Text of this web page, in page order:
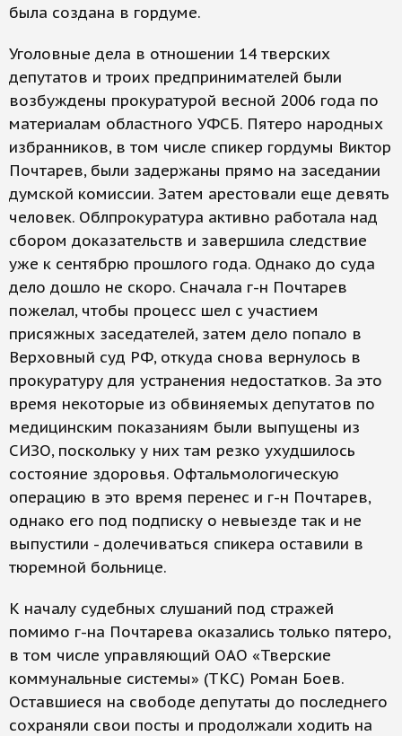
была создана в гордуме.
Уголовные дела в отношении 14 тверских
депутатов и троих предпринимателей были
возбуждены прокуратурой весной 2006 года по
материалам областного УФСБ. Пятеро народных
избранников, в том числе спикер гордумы Виктор
Почтарев, были задержаны прямо на заседании
думской комиссии. Затем арестовали еще девять
человек. Облпрокуратура активно работала над
сбором доказательств и завершила следствие
уже к сентябрю прошлого года. Однако до суда
дело дошло не скоро. Сначала г-н Почтарев
пожелал, чтобы процесс шел с участием
присяжных заседателей, затем дело попало в
Верховный суд РФ, откуда снова вернулось в
прокуратуру для устранения недостатков. За это
время некоторые из обвиняемых депутатов по
медицинским показаниям были выпущены из
СИЗО, поскольку у них там резко ухудшилось
состояние здоровья. Офтальмологическую
операцию в это время перенес и г-н Почтарев,
однако его под подписку о невыезде так и не
выпустили - долечиваться спикера оставили в
тюремной больнице.
К началу судебных слушаний под стражей
помимо г-на Почтарева оказались только пятеро,
в том числе управляющий ОАО «Тверские
коммунальные системы» (ТКС) Роман Боев.
Оставшиеся на свободе депутаты до последнего
сохраняли свои посты и продолжали ходить на